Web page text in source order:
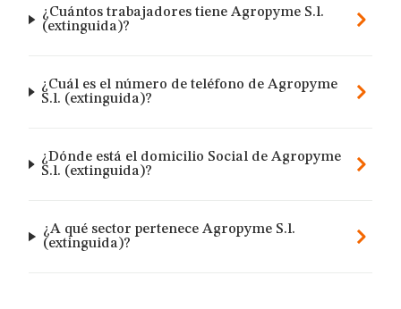
¿Cuántos trabajadores tiene Agropyme S.l.
(extinguida)?
¿Cuál es el número de teléfono de Agropyme
S.l. (extinguida)?
¿Dónde está el domicilio Social de Agropyme
S.l. (extinguida)?
¿A qué sector pertenece Agropyme S.l.
(extinguida)?